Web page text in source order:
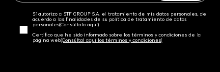
Sí autorizo a STF GROUP S.A. el tratamiento de mis datos personales, de
acuerdo a las finalidades de su política de tratamiento de datos
personales‎(Consúltala aquí)
Certifico que he sido informado sobre los términos y condiciones de la
página web‎(Consúltal aquí los términos y condiciones)